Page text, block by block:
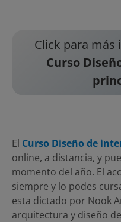
Click para
Curso
El Curso Diseño de
online, a distancia, y
momento del año. El
siempre y lo podes
esta dictado por Nook
arquitectura y diseño